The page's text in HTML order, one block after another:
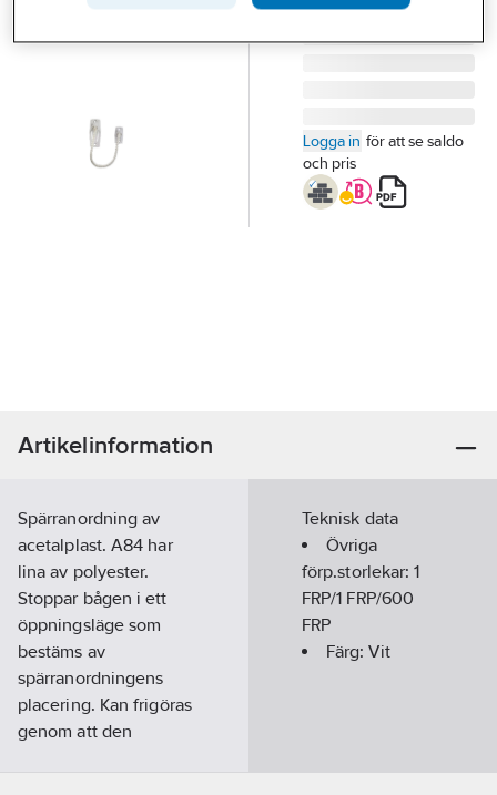
Logga in för att se saldo
och pris
Artikelinformation
Spärranordning av
acetalplast. A84 har
lina av polyester.
Stoppar bågen i ett
öppningsläge som
bestäms av
spärranordningens
placering. Kan frigöras
genom att den
Teknisk data
Övriga
förp.storlekar:1
FRP/1 FRP/600
FRP
Färg:Vit